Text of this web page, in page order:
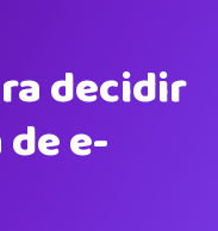
decidir
e-